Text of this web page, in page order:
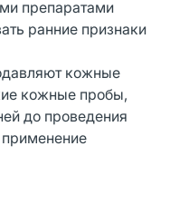
препаратами
ранние признаки
кожные
кожные пробы,
до проведения